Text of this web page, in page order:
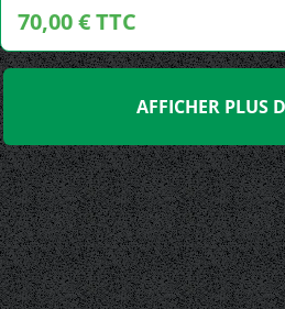
70,00 € TTC
AFFICHER PLUS